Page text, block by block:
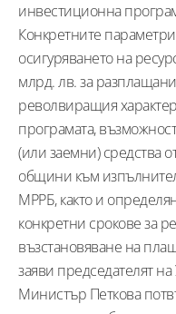
инвестиционна
Конкретните
осигуряването на
млрд. лв. за
револвиращия
програмата,
(или заемни) средства
общини към
МРРБ, както и
конкретни срокове за
възстановяване на
заяви председателят
Министър Петкова